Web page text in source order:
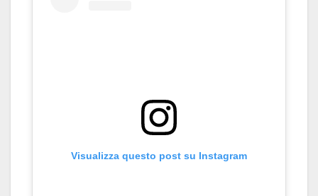
Visualizza questo post su Instagram